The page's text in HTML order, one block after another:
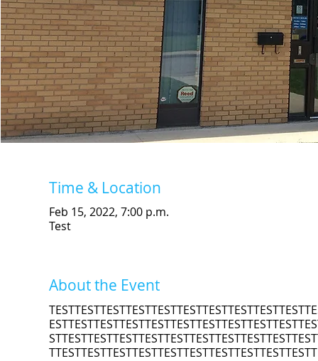
Time & Location
Feb 15, 2022, 7:00 p.m.
Test
About the Event